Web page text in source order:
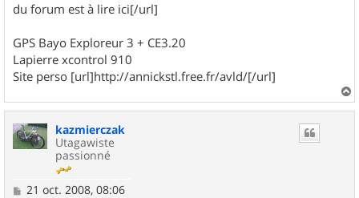
du forum est à lire ici[/url]
GPS Bayo Exploreur 3 + CE3.20
Lapierre xcontrol 910
Site perso [url]http://annickstl.free.fr/avld/[/url]
a
kazmierczak
Utagawiste
passionné
M
21 oct. 2008, 08:06